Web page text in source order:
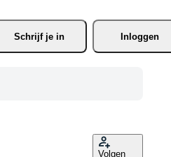
Schrijf je in Inloggen
Volgen